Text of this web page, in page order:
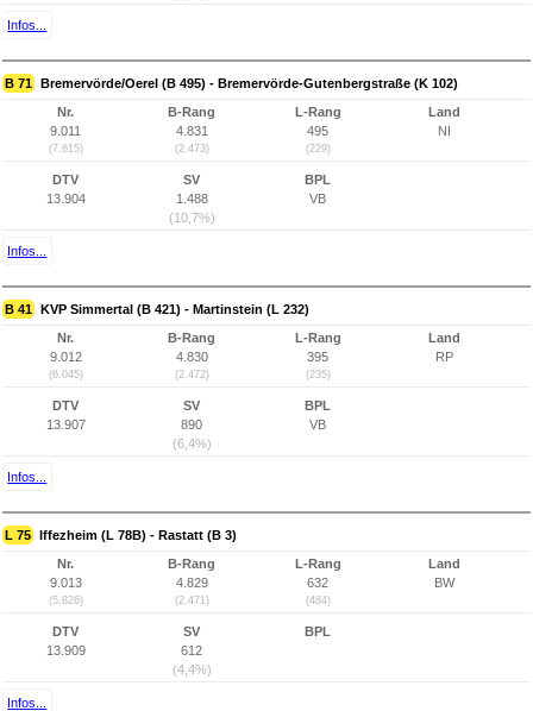
Infos...
B 71 Bremervörde/Oerel (B 495) - Bremervörde-Gutenbergstraße (K 102)
Nr.
9.011
(7.615)
B-Rang
4.831
(2.473)
L-Rang
495
(229)
Land
NI
DTV
13.904
SV
1.488
(10,7%)
BPL
VB
Infos...
B 41 KVP Simmertal (B 421) - Martinstein (L 232)
Nr.
9.012
(6.045)
B-Rang
4.830
(2.472)
L-Rang
395
(235)
Land
RP
DTV
13.907
SV
890
(6,4%)
BPL
VB
Infos...
L 75 Iffezheim (L 78B) - Rastatt (B 3)
Nr.
9.013
(5.826)
B-Rang
4.829
(2.471)
L-Rang
632
(484)
Land
BW
DTV
13.909
SV
612
(4,4%)
BPL
Infos...